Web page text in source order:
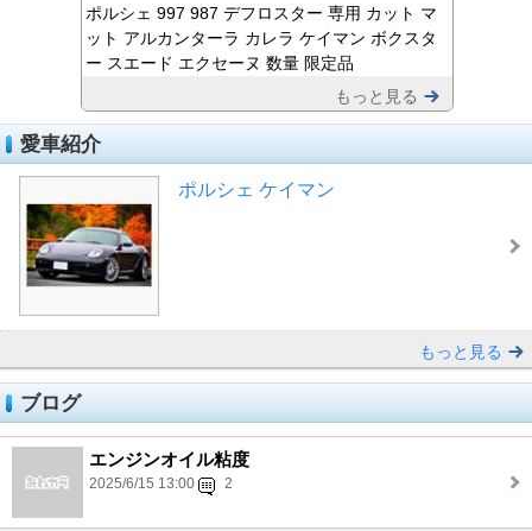
ポルシェ 997 987 デフロスター 専用 カット マ
ット アルカンターラ カレラ ケイマン ボクスタ
ー スエード エクセーヌ 数量 限定品
もっと見る
愛車紹介
ポルシェ ケイマン
もっと見る
ブログ
エンジンオイル粘度
2025/6/15 13:00 2